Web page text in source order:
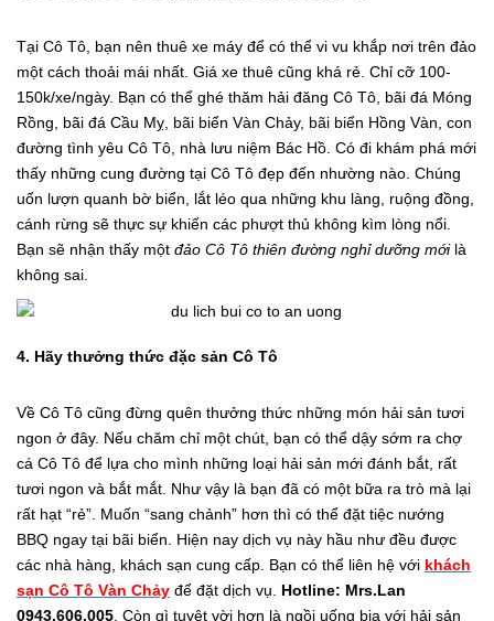
Tại Cô Tô, bạn nên thuê xe máy để có thể vi vu khắp nơi trên đảo
một cách thoải mái nhất. Giá xe thuê cũng khá rẻ. Chỉ cỡ 100-
150k/xe/ngày. Bạn có thể ghé thăm hải đăng Cô Tô, bãi đá Móng
Rồng, bãi đá Cầu Mỵ, bãi biển Vàn Chảy, bãi biển Hồng Vàn, con
đường tình yêu Cô Tô, nhà lưu niệm Bác Hồ. Có đi khám phá mới
thấy những cung đường tại Cô Tô đẹp đến nhường nào. Chúng
uốn lượn quanh bờ biển, lắt léo qua những khu làng, ruộng đồng,
cánh rừng sẽ thực sự khiến các phượt thủ không kìm lòng nổi.
Bạn sẽ nhận thấy một đảo Cô Tô thiên đường nghỉ dưỡng mớilà
không sai.
4. Hãy thưởng thức đặc sản Cô Tô
Về Cô Tô cũng đừng quên thưởng thức những món hải sản tươi
ngon ở đây. Nếu chăm chỉ một chút, bạn có thể dậy sớm ra chợ
cá Cô Tô để lựa cho mình những loại hải sản mới đánh bắt, rất
tươi ngon và bắt mắt. Như vậy là bạn đã có một bữa ra trò mà lại
rất hạt “rẻ”. Muốn “sang chảnh” hơn thì có thể đặt tiệc nướng
BBQ ngay tại bãi biển. Hiện nay dịch vụ này hầu như đều được
các nhà hàng, khách sạn cung cấp. Bạn có thể liên hệ với khách
sạn Cô Tô Vàn Chảy để đặt dịch vụ. Hotline: Mrs.Lan
0943.606.005 . Còn gì tuyệt vời hơn là ngồi uống bia với hải sản